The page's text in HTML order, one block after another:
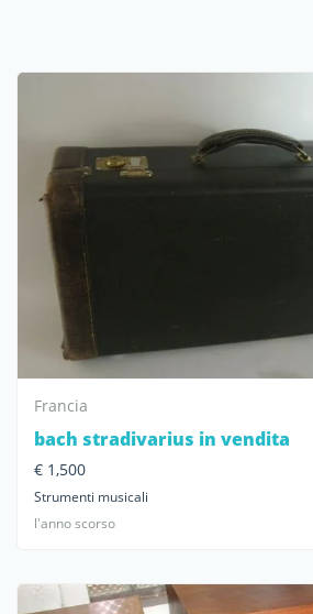
Francia
bach stradivarius in vendita
€ 1,500
Strumenti musicali
l'anno scorso